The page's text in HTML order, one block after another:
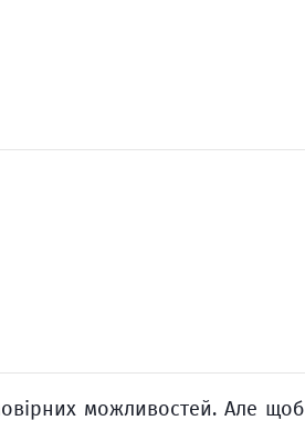
можливостей. Але щоб